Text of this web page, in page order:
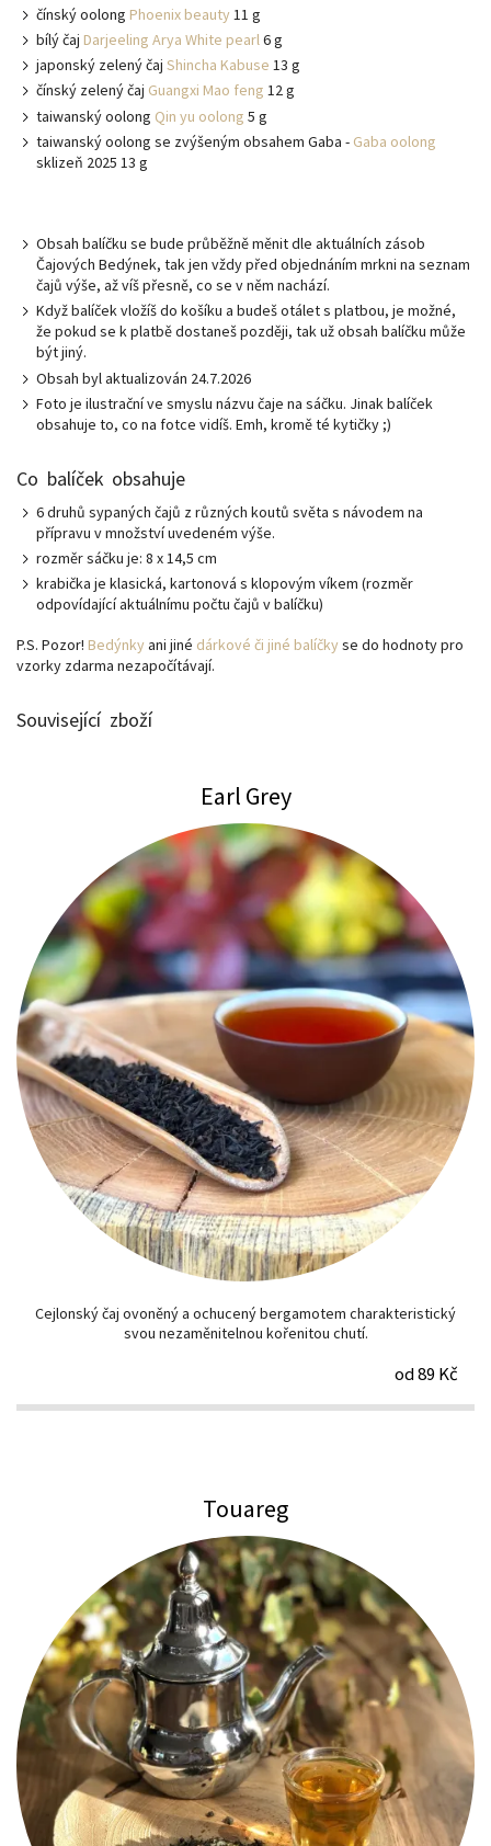
čínský oolong Phoenix beauty11 g
bílý čaj Darjeeling Arya White pearl6 g
japonský zelený čajShincha Kabuse 13 g
čínský zelený čaj Guangxi Mao feng 12 g
taiwanský oolong Qin yu oolong 5 g
taiwanský oolong se zvýšeným obsahem Gaba - Gaba oolong
sklizeň 2025 13 g
Obsah balíčku se bude průběžně měnit dle aktuálních zásob
Čajových Bedýnek, tak jen vždy před objednáním mrkni na seznam
čajů výše, až víš přesně, co se v něm nachází.
Když balíček vložíš do košíku a budeš otálet s platbou, je možné,
že pokud se k platbě dostaneš později, tak už obsah balíčku může
být jiný.
Obsah byl aktualizován 24.7.2026
Foto je ilustrační ve smyslu názvu čaje na sáčku. Jinak balíček
obsahuje to, co na fotce vidíš. Emh, kromě té kytičky ;)
Co balíček obsahuje
6 druhů sypaných čajů z různých koutů světa s návodem na
přípravu v množství uvedeném výše.
rozměr sáčku je: 8 x 14,5 cm
krabička je klasická, kartonová s klopovým víkem (rozměr
odpovídající aktuálnímu počtu čajů v balíčku)
P.S. Pozor! Bedýnkyani jiné dárkové či jiné balíčkyse do hodnoty pro
vzorky zdarma nezapočítávají.
Související zboží
Earl Grey
Cejlonský čaj ovoněný a ochucený bergamotem charakteristický
svou nezaměnitelnou kořenitou chutí.
od 89 Kč
Touareg